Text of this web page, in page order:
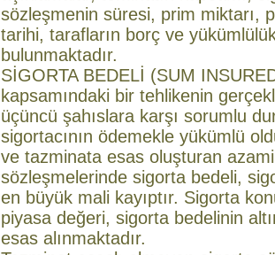
sözleşmenin süresi, prim miktarı,
tarihi, tarafların borç ve
bulunmaktadır.
SİGORTA BEDELİ (SUM
kapsamındaki bir tehlikenin
üçüncü şahıslara karşı sorumlu
sigortacının ödemekle yükümlü
ve tazminata esas oluşturan
sözleşmelerinde sigorta bedeli,
en büyük mali kayıptır. Sigorta
piyasa değeri, sigorta bedelinin
esas alınmaktadır.